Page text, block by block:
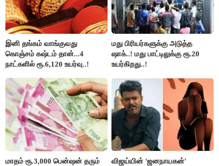
இனி தங்கம் வாங்குவது
கொஞ்சம் கஷ்டம் தான்...4
நாட்களில் ரூ.6,120 உயர்வு..!
மது பிரியர்களுக்கு அடுத்த
ஷாக்..! மது பாட்டிலுக்கு ரூ.20
உயர்கிறது..!
மாதம் ரூ.3,000 பென்ஷன் தரும்
விஜய்யின் 'ஜனநாயகன்'